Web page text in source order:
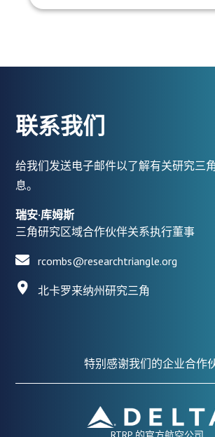
联系我们
给我们发送电子邮件以了解有关研究三
息。
瑞安·库姆斯
三角研究区域合作伙伴关系执行董事
rcombs@researchtriangle.org
北卡罗来纳州研究三角
特别感谢我们的企业合作